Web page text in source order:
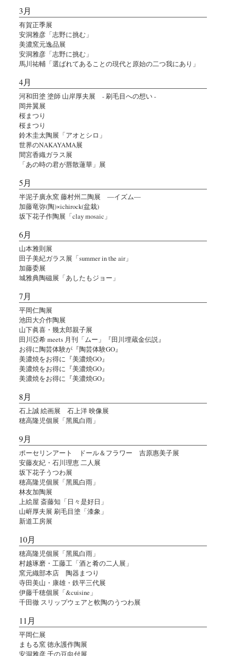
3月
有賀正季展
安洞雅彦「志野に挑む」
美濃窯元逸品展
安洞雅彦「志野に挑む」
馬川祐輔「選ばれてあることの現代と原始の二つ我にあり」
4月
河和田塗 塗師 山岸厚夫展 - 刷毛目への想い -
岡井翼展
桜まつり
桜まつり
鈴木圭太陶展「アオとシロ」
世界のNAKAYAMA展
間宮香織ガラス展
「あの時の君が唇散蓮華」展
5月
半泥子廣永窯 藤村州二陶展 ―イズム―
加藤竜弥(陶)×ichirock(盆栽)
坂下花子作陶展「clay mosaic」
6月
山本雅則展
田子美紀ガラス展「summer in the air」
加藤委展
城雅典陶磁展「あしたもジョー」
7月
平岡仁陶展
池田大介作陶展
山下眞喜・幾太郎親子展
田川亞希 meets 月刊「ムー」『田川埋蔵金伝説』
お得に陶芸体験が『陶芸体験GO』
美濃焼をお得に『美濃焼GO』
美濃焼をお得に『美濃焼GO』
美濃焼をお得に『美濃焼GO』
8月
石上誠 絵画展 石上洋 映像展
穂高隆児個展「黑風白雨」
9月
ポーセリンアート ドール＆フラワー 吉原惠美子展
安藤友紀・石川理恵 二人展
坂下花子うつわ展
穂高隆児個展「黑風白雨」
林友加陶展
上絵屋 斎藤知「日々是好日」
山㟁厚夫展 刷毛目塗「漆象」
新道工房展
10月
穂高隆児個展「黑風白雨」
村越琢磨・工藤工「酒と肴の二人展」
窯元織部本店 陶器まつり
寺田美山・康雄・鉄平三代展
伊藤千穂個展「&cuisine」
千田徹 スリップウェアと軟陶のうつわ展
11月
平岡仁展
まもる窯 徳永護作陶展
安洞雅彦 千の豆向付展